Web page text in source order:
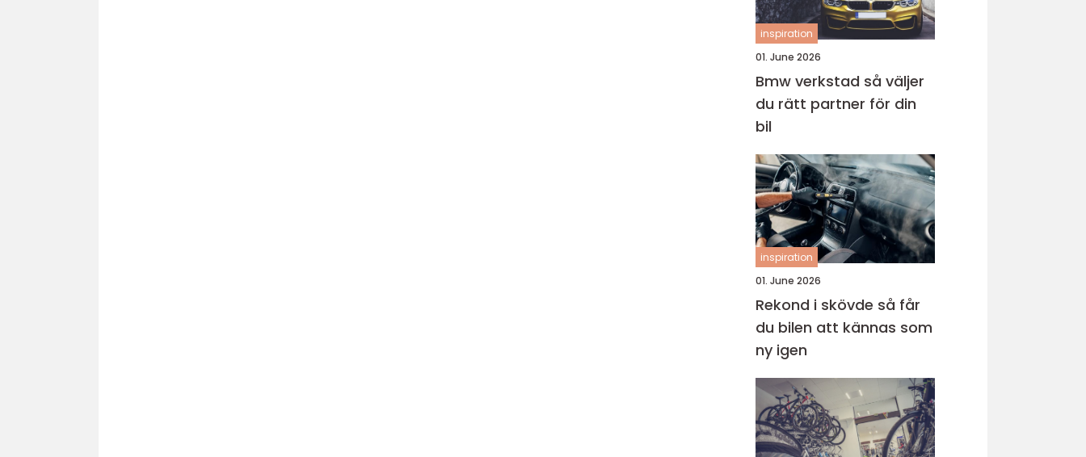
inspiration
01. June 2026
Bmw verkstad så väljer
du rätt partner för din
bil
inspiration
01. June 2026
Rekond i skövde så får
du bilen att kännas som
ny igen